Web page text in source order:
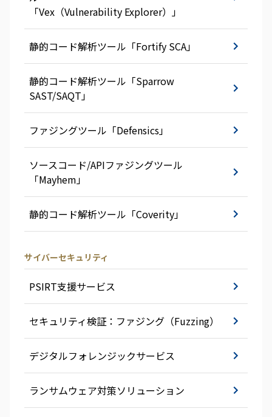
「Vex（Vulnerability Explorer）」
静的コード解析ツール「Fortify SCA」
静的コード解析ツール「Sparrow
SAST/SAQT」
ファジングツール「Defensics」
ソースコード/APIファジングツール
「Mayhem」
静的コード解析ツール「Coverity」
サイバーセキュリティ
PSIRT支援サービス
セキュリティ検証：ファジング（Fuzzing）
デジタルフォレンジックサービス
ランサムウェア対策ソリューション